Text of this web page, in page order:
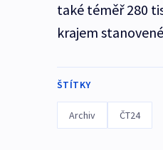
také téměř 280
krajem
ŠTÍTKY
Archiv ČT24